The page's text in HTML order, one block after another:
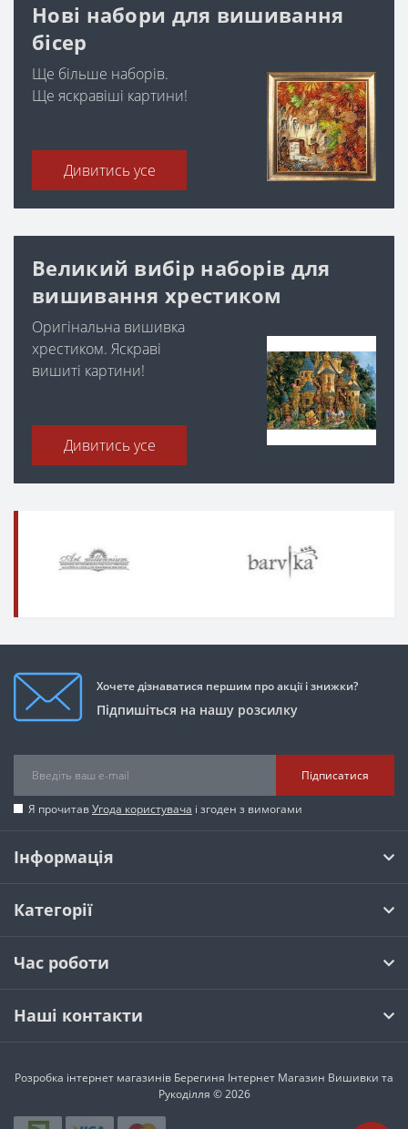
Нові набори для вишивання
бісер
Ще більше наборів.
Ще яскравіші картини!
Дивитись усе
Великий вибір наборів для
вишивання хрестиком
Оригінальна вишивка
хрестиком. Яскраві
вишиті картини!
Дивитись усе
Хочете дізнаватися першим про акції і знижки?
Підпишіться на нашу розсилку
Підписатися
Я прочитавУгода користувача і згоден з вимогами
Інформація
Категорії
Час роботи
Наші контакти
Розробка інтернет магазинів Берегиня Інтернет Магазин Вишивки та
Рукоділля © 2026